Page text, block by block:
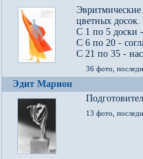
цветных досок.
С 1 по 5 доски
С 6 по 20 -
С 21 по 35 -
36 фото,
Эдит Марион
13 фото,